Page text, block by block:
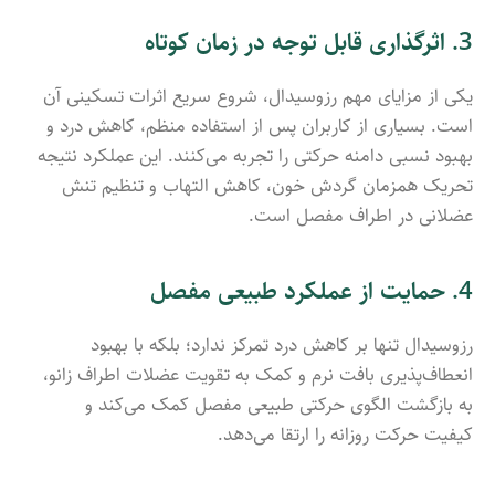
3. اثرگذاری قابل توجه در زمان کوتاه
یکی از مزایای مهم رزوسیدال، شروع سریع اثرات تسکینی آن
است. بسیاری از کاربران پس از استفاده منظم، کاهش درد و
بهبود نسبی دامنه حرکتی را تجربه می‌کنند. این عملکرد نتیجه
تحریک همزمان گردش خون، کاهش التهاب و تنظیم تنش
عضلانی در اطراف مفصل است.
4. حمایت از عملکرد طبیعی مفصل
رزوسیدال تنها بر کاهش درد تمرکز ندارد؛ بلکه با بهبود
انعطاف‌پذیری بافت نرم و کمک به تقویت عضلات اطراف زانو،
به بازگشت الگوی حرکتی طبیعی مفصل کمک می‌کند و
کیفیت حرکت روزانه را ارتقا می‌دهد.